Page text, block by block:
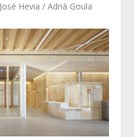
José Hevia / Adrià Goula